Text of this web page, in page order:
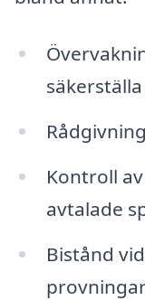
Kontroll
avtalade
Bistånd